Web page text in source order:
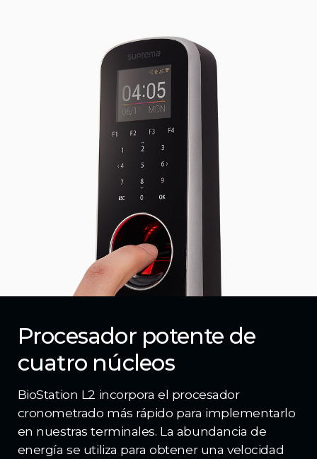
Procesador potente de
cuatro núcleos
BioStation L2 incorpora el procesador
cronometrado más rápido para implementarlo
en nuestras terminales. La abundancia de
energía se utiliza para obtener una velocidad